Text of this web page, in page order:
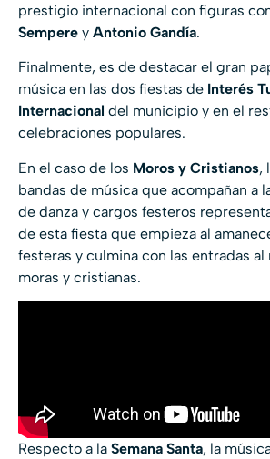
prestigio internacional con figuras
Sempere y Antonio Gandía.
Finalmente, es de destacar el gran
música en las dos fiestas de Interés
Internacional del municipio y en el
celebraciones populares.
En el caso de los Moros y Cristianos,
bandas de música que acompañan a
de danza y cargos festeros
de esta fiesta que empieza al
festeras y culmina con las entradas
moras y cristianas.
Respecto a la Semana Santa, la